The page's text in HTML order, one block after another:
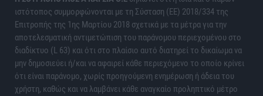
ιστότοπος συμμορφώνονται με τη Σύσταση (ΕΕ) 2018/334 της
Επιτροπής της 1ης Μαρτίου 2018 σχετικά με τα μέτρα για την
αποτελεσματική αντιμετώπιση του παράνομου περιεχομένου στο
διαδίκτυο (L 63) και ότι στο πλαίσιο αυτό διατηρεί το δικαίωμα να
μην δημοσιεύει ή/και να αφαιρεί κάθε περιεχόμενο το οποίο κρίνει
ότι είναι παράνομο, χωρίς προηγούμενη ενημέρωση ή άδεια του
χρήστη, καθώς και να λαμβάνει κάθε αναγκαίο προληπτικό μέτρο